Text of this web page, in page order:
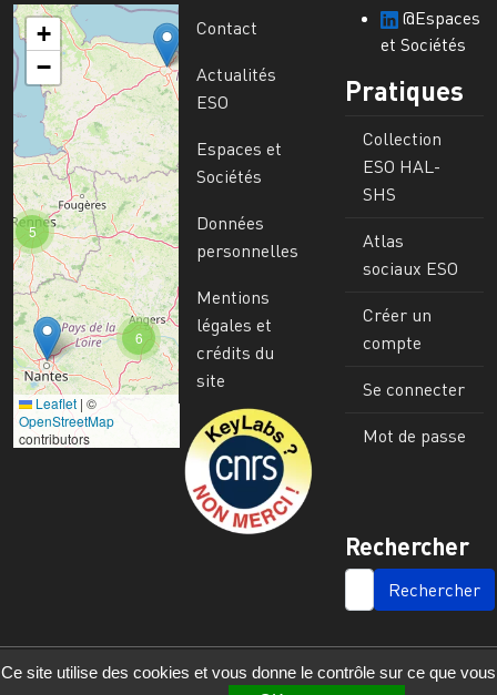
6
5
+
−
Leaflet | ©
OpenStreetMap
contributors
Contact
Actualités
ESO
Espaces et
Sociétés
Données
personnelles
Mentions
légales et
crédits du
site
Image
@Espaces
et Sociétés
Pratiques
Collection
ESO HAL-
SHS
Atlas
sociaux ESO
Créer un
compte
Se connecter
Mot de passe
Rechercher
SEARCH
Ce site utilise des cookies et vous donne le contrôle sur ce que vous